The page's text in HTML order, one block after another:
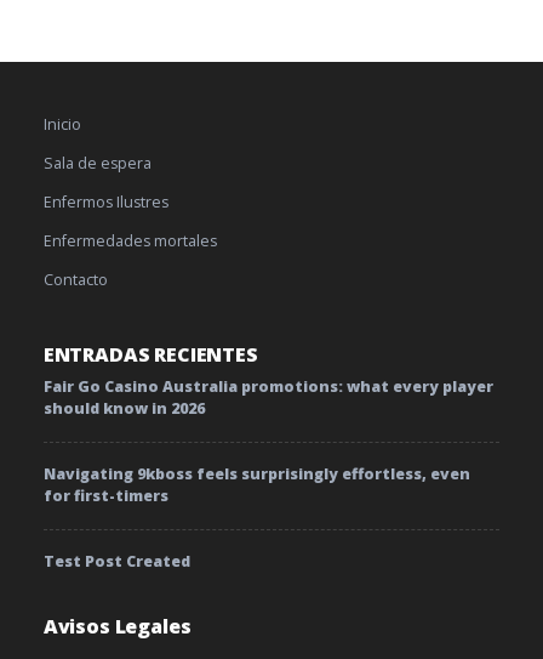
Inicio
Sala de espera
Enfermos Ilustres
Enfermedades mortales
Contacto
ENTRADAS RECIENTES
Fair Go Casino Australia promotions: what every player
should know in 2026
Navigating 9kboss feels surprisingly effortless, even
for first-timers
Test Post Created
Avisos Legales